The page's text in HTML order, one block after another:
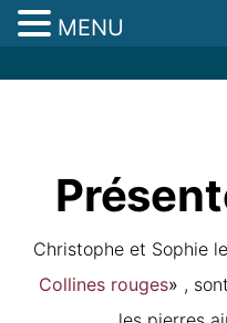
Christophe et Sophie
Collines rouges» ,
MENU